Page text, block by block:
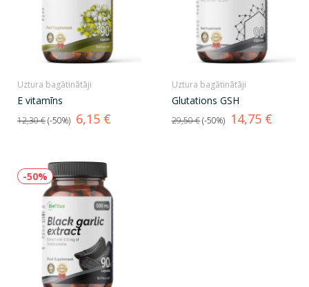
Uztura bagātinātāji
E vitamīns
Standarta
cena
12,30 € -50% Cena
6,15 €
Uztura bagātinātāji
Glutations GSH
Standarta
cena
29,50 € -50% Cena
14,75 €
-50%